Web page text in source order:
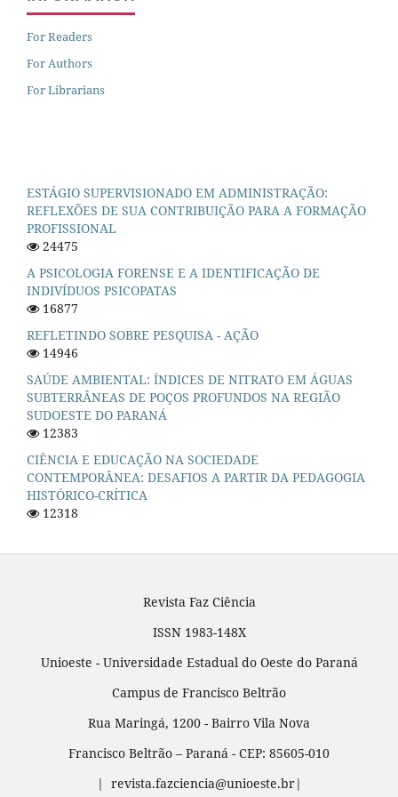
For Readers
For Authors
For Librarians
ESTÁGIO SUPERVISIONADO EM ADMINISTRAÇÃO:
REFLEXÕES DE SUA CONTRIBUIÇÃO PARA A FORMAÇÃO
PROFISSIONAL
24475
A PSICOLOGIA FORENSE E A IDENTIFICAÇÃO DE
INDIVÍDUOS PSICOPATAS
16877
REFLETINDO SOBRE PESQUISA - AÇÃO
14946
SAÚDE AMBIENTAL: ÍNDICES DE NITRATO EM ÁGUAS
SUBTERRÂNEAS DE POÇOS PROFUNDOS NA REGIÃO
SUDOESTE DO PARANÁ
12383
CIÊNCIA E EDUCAÇÃO NA SOCIEDADE
CONTEMPORÂNEA: DESAFIOS A PARTIR DA PEDAGOGIA
HISTÓRICO-CRÍTICA
12318
Revista Faz Ciência
ISSN 1983-148X
Unioeste - Universidade Estadual do Oeste do Paraná
Campus de Francisco Beltrão
Rua Maringá, 1200 - Bairro Vila Nova
Francisco Beltrão – Paraná - CEP: 85605-010
| revista.fazciencia@unioeste.br|